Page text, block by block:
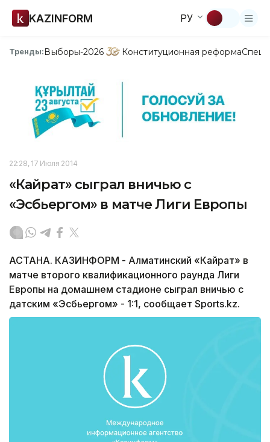
KAZINFORM РУ
Тренды:Выборы-2026 Конституционная реформа
22:28, 17 Июля 2014
«Кайрат» сыграл вничью с
«Эсбьергом» в матче Лиги Европы
АСТАНА. КАЗИНФОРМ - Алматинский «Кайрат» в
матче второго квалификационного раунда Лиги
Европы на домашнем стадионе сыграл вничью с
датским «Эсбьергом» - 1:1, сообщает Sports.kz.